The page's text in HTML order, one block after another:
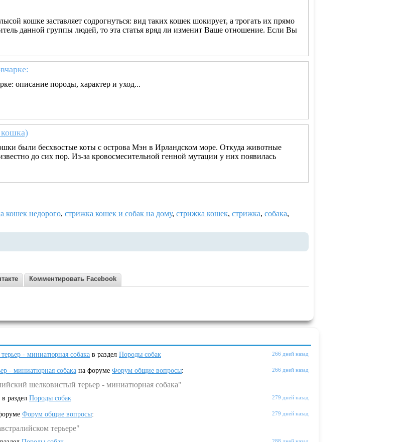
кошке заставляет содрогнуться: вид таких кошек шокирует, а трогать их прямо
данной группы людей, то эта статья вряд ли изменит Ваше отношение. Если Вы
описание породы, характер и уход...
были бесхвостые коты с острова Мэн в Ирландском море. Откуда животные
до сих пор. Из-за кровосмесительной генной мутации у них появилась
кошек недорого, стрижка кошек и собак на дому, стрижка кошек, стрижка, собака,
Комментировать Facebook
266 дней назад
- миниатюрная собака в раздел Породы собак
266 дней назад
- миниатюрная собака на форуме Форум общие вопросы:
шелковистый терьер - миниатюрная собака"
279 дней назад
в раздел Породы собак
279 дней назад
Форум общие вопросы:
терьере"
288 дней назад